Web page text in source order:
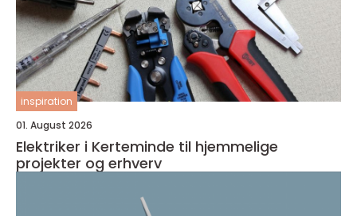
inspiration
01. August 2026
Elektriker i Kerteminde til hjemmelige
projekter og erhverv